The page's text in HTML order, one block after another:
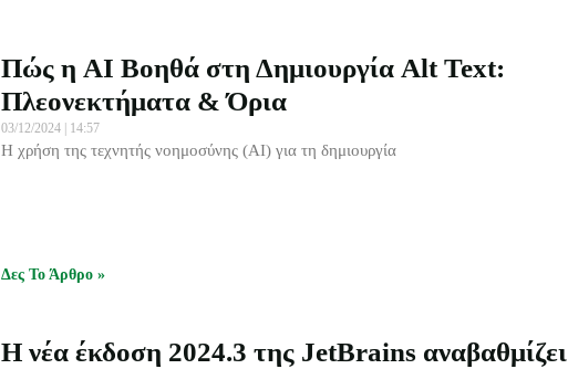
Πώς η AI Βοηθά στη Δημιουργία Alt Text:
Πλεονεκτήματα & Όρια
03/12/2024 14:57
Η χρήση της τεχνητής νοημοσύνης (AI) για τη δημιουργία
Δες Το Άρθρο »
Η νέα έκδοση 2024.3 της JetBrains αναβαθμίζει